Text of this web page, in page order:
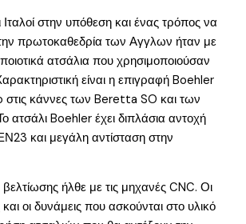
στην υπόθεση και ένας τρόπος να
πρωτοκαθεδρία των Αγγλων ήταν με
ατσάλια που χρησιμοποιούσαν
είναι η επιγραφή Boehler
κάννες των Beretta SO και των
ατσάλι Boehler έχει διπλάσια αντοχή
και μεγάλη αντίσταση στην
ήλθε με τις μηχανές CNC. Οι
οι δυνάμεις που ασκούνται στο υλικό